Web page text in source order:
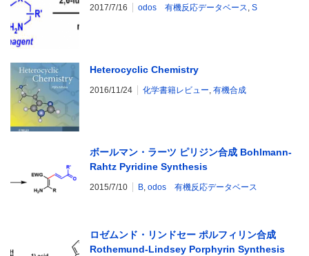
2017/7/16 odos 有機反応データベース, S
Heterocyclic Chemistry
2016/11/24 化学書籍レビュー, 有機合成
ボールマン・ラーツ ピリジン合成 Bohlmann-
Rahtz Pyridine Synthesis
2015/7/10 B, odos 有機反応データベース
ロゼムンド・リンドセー ポルフィリン合成
Rothemund-Lindsey Porphyrin Synthesis